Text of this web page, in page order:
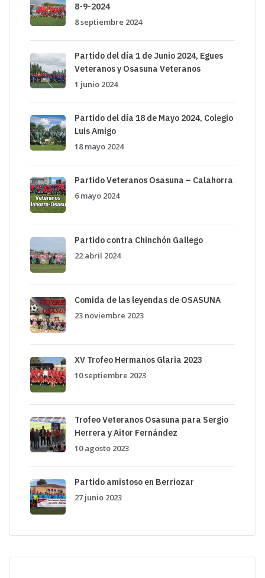
8-9-2024
8 septiembre 2024
Partido del día 1 de Junio 2024, Egues
Veteranos y Osasuna Veteranos
1 junio 2024
Partido del día 18 de Mayo 2024, Colegio
Luis Amigo
18 mayo 2024
Partido Veteranos Osasuna – Calahorra
6 mayo 2024
Partido contra Chinchón Gallego
22 abril 2024
Comida de las leyendas de OSASUNA
23 noviembre 2023
XV Trofeo Hermanos Glaria 2023
10 septiembre 2023
Trofeo Veteranos Osasuna para Sergio
Herrera y Aitor Fernández
10 agosto 2023
Partido amistoso en Berriozar
27 junio 2023